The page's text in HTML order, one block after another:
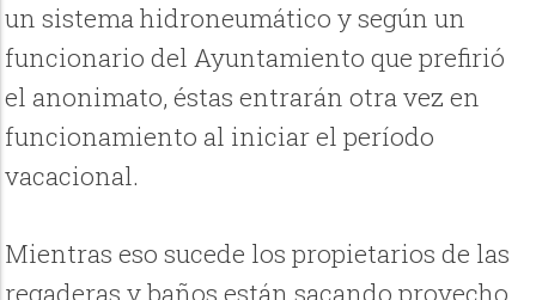
un sistema hidroneumático y según un
funcionario del Ayuntamiento que prefirió
el anonimato, éstas entrarán otra vez en
funcionamiento al iniciar el período
vacacional.
Mientras eso sucede los propietarios de las
regaderas y baños están sacando provecho